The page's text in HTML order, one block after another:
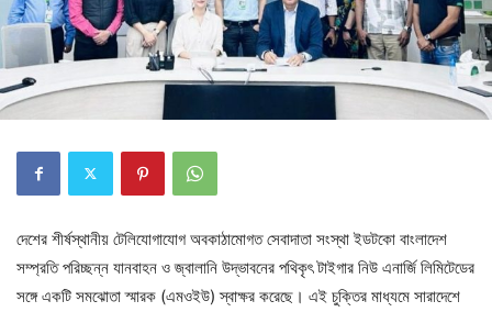
দেশের শীর্ষস্থানীয় টেলিযোগাযোগ অবকাঠামোগত সেবাদাতা সংস্থা ইডটকো বাংলাদেশ
সম্প্রতি পরিচ্ছন্ন যানবাহন ও জ্বালানি উদ্ভাবনের পথিকৃৎ টাইগার নিউ এনার্জি লিমিটেডের
সঙ্গে একটি সমঝোতা স্মারক (এমওইউ) স্বাক্ষর করেছে। এই চুক্তির মাধ্যমে সারাদেশে